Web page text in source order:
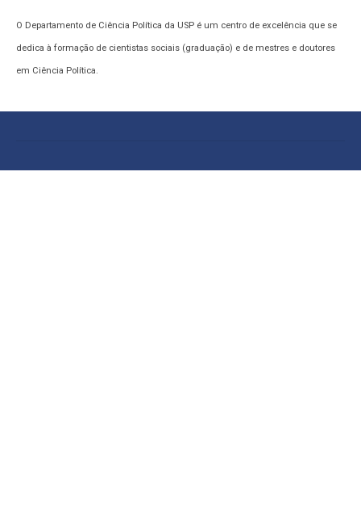
O Departamento de Ciência Política da USP é um centro de excelência que se
dedica à formação de cientistas sociais (graduação) e de mestres e doutores
em Ciência Política.